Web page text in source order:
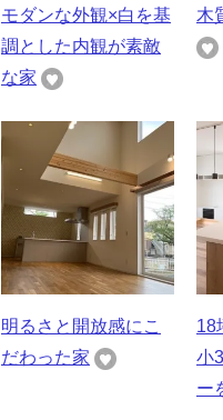
モダンな外観×白を基
調とした内観が素敵
な家
木
明るさと開放感にこ
だわった家
18
小
ー